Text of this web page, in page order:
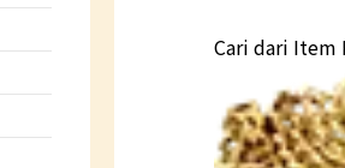
Cari dari Item